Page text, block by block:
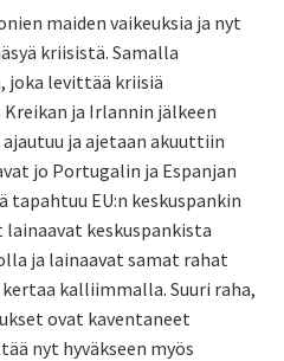
maiden vaikeuksia ja nyt
kriisistä. Samalla
joka levittää kriisiä
ja Irlannin jälkeen
ja ajetaan akuuttiin
jo Portugalin ja Espanjan
EU:n keskuspankin
keskuspankista
ja lainaavat samat rahat
kalliimmalla. Suuri raha,
ovat kaventaneet
nyt hyväkseen myös